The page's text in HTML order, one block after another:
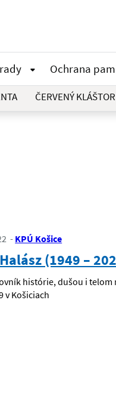
Ochrana
ČERVENÝ KLÁŠTOR
KPÚ Košice
(1949 –
histórie, dušou i
v Košiciach